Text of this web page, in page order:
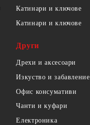
Катинари и ключове
Катинари и ключове
Други
Дрехи и аксесоари
Изкуство и забавление
Офис консумативи
Чанти и куфари
Електроника